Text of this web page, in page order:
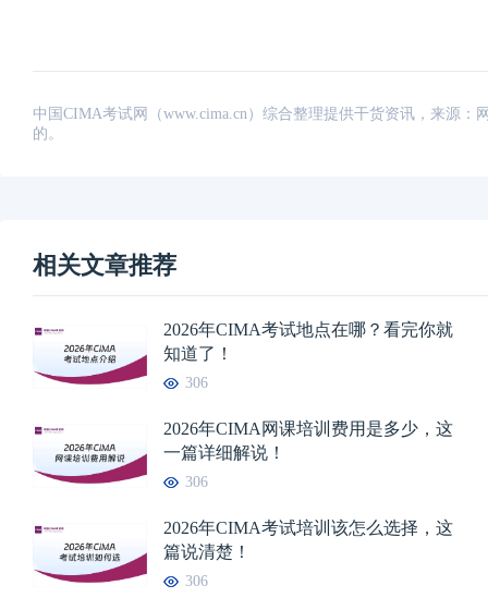
中国CIMA考试网（www.cima.cn）综合整理提供干货资讯，来源
的。
相关文章推荐
2026年CIMA考试地点在哪？看完你就
知道了！
306
2026年CIMA网课培训费用是多少，这
一篇详细解说！
306
2026年CIMA考试培训该怎么选择，这
篇说清楚！
306